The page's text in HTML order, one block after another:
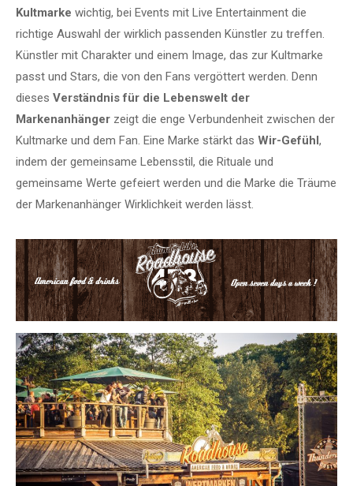
Kultmarke wichtig, bei Events mit Live Entertainment die
richtige Auswahl der wirklich passenden Künstler zu treffen.
Künstler mit Charakter und einem Image, das zur Kultmarke
passt und Stars, die von den Fans vergöttert werden. Denn
dieses Verständnis für die Lebenswelt der
Markenanhänger zeigt die enge Verbundenheit zwischen der
Kultmarke und dem Fan. Eine Marke stärkt das Wir-Gefühl,
indem der gemeinsame Lebensstil, die Rituale und
gemeinsame Werte gefeiert werden und die Marke die Träume
der Markenanhänger Wirklichkeit werden lässt.